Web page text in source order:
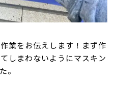
業をお伝えします！まず作
しまわないようにマスキン
。